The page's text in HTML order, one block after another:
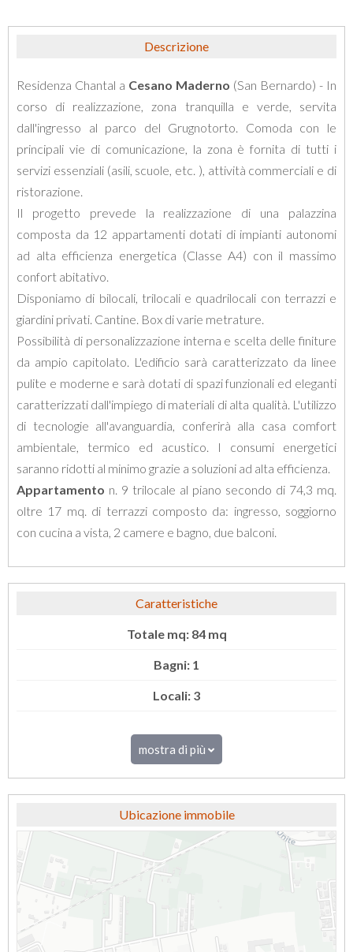
Descrizione
Residenza Chantal a Cesano Maderno (San Bernardo) - In
corso di realizzazione, zona tranquilla e verde, servita
dall'ingresso al parco del Grugnotorto. Comoda con le
principali vie di comunicazione, la zona è fornita di tutti i
servizi essenziali (asili, scuole, etc. ), attività commerciali e di
ristorazione.
Il progetto prevede la realizzazione di una palazzina
composta da 12 appartamenti dotati di impianti autonomi
ad alta efficienza energetica (Classe A4) con il massimo
confort abitativo.
Disponiamo di bilocali, trilocali e quadrilocali con terrazzi e
giardini privati. Cantine. Box di varie metrature.
Possibilità di personalizzazione interna e scelta delle finiture
da ampio capitolato. L'edificio sarà caratterizzato da linee
pulite e moderne e sarà dotati di spazi funzionali ed eleganti
caratterizzati dall'impiego di materiali di alta qualità. L'utilizzo
di tecnologie all'avanguardia, conferirà alla casa comfort
ambientale, termico ed acustico. I consumi energetici
saranno ridotti al minimo grazie a soluzioni ad alta efficienza.
Appartamento n. 9 trilocale al piano secondo di 74,3 mq.
oltre 17 mq. di terrazzi composto da: ingresso, soggiorno
con cucina a vista, 2 camere e bagno, due balconi.
Caratteristiche
Totale mq: 84 mq
Bagni: 1
Locali: 3
mostra di più
Ubicazione immobile